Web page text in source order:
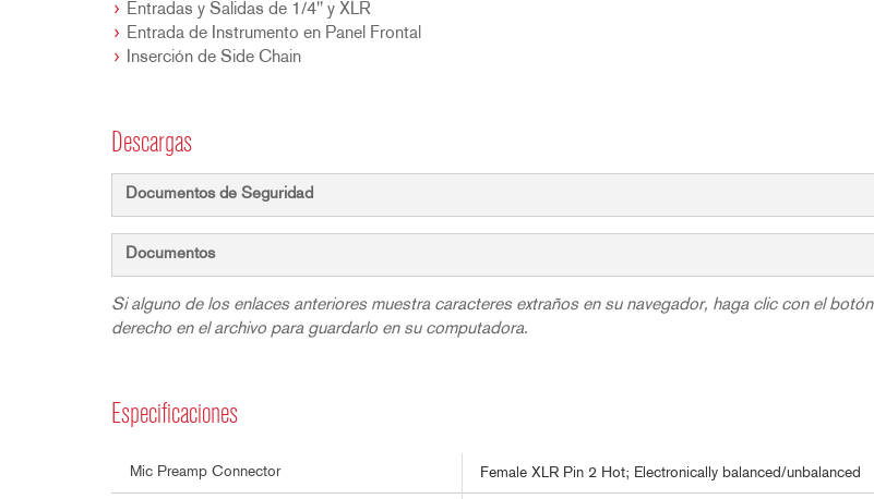
Entradas y Salidas de 1/4" y XLR
Entrada de Instrumento en Panel Frontal
Inserción de Side Chain
Descargas
Documentos de Seguridad
Documentos
Si alguno de los enlaces anteriores muestra caracteres extraños en su navegador, haga clic con el botón
derecho en el archivo para guardarlo en su computadora.
Especificaciones
Mic Preamp Connector Female XLR Pin 2 Hot; Electronically balanced/unbalanced